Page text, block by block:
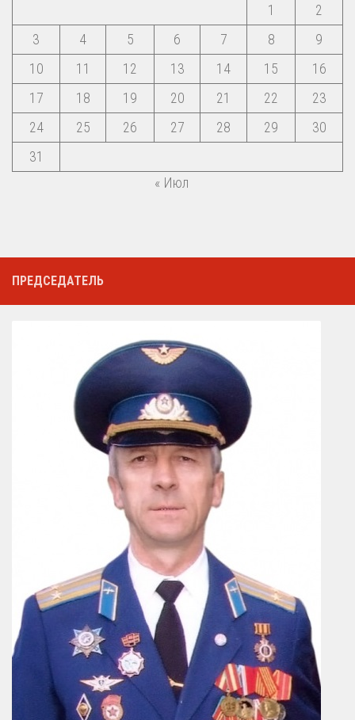
1
2
3
4 5 6 7 8
9
10
11 12 13 14 15
16
17
18 19 20 21 22
23
24
25 26 27 28 29
30
31
« Июл
ПРЕДСЕДАТЕЛЬ